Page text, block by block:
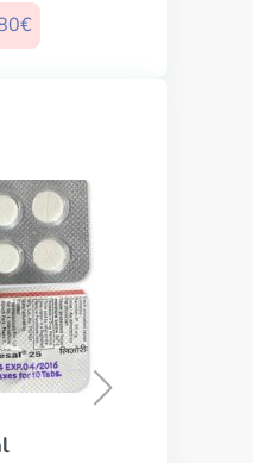
Decadron
KUPI SADA